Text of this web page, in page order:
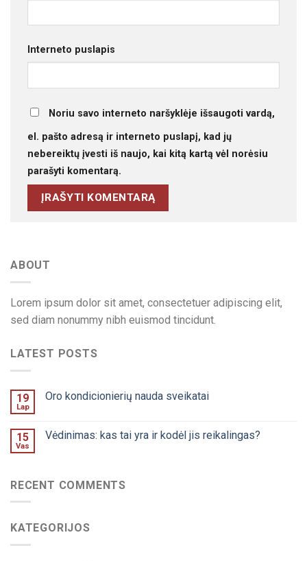
Interneto puslapis
Noriu savo interneto naršyklėje išsaugoti vardą,
el. pašto adresą ir interneto puslapį, kad jų
nebereiktų įvesti iš naujo, kai kitą kartą vėl norėsiu
parašyti komentarą.
ABOUT
Lorem ipsum dolor sit amet, consectetuer adipiscing elit,
sed diam nonummy nibh euismod tincidunt.
LATEST POSTS
19
Lap
Oro kondicionierių nauda sveikatai
15
Vas
Vėdinimas: kas tai yra ir kodėl jis reikalingas?
RECENT COMMENTS
KATEGORIJOS